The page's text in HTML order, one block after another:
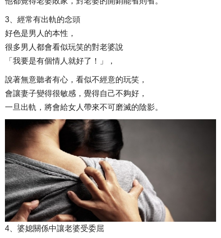
3、經常有出軌的念頭
好色是男人的本性，
很多男人都會看似玩笑的對老婆說
「我要是有個情人就好了！」，
說著無意聽者有心，看似不經意的玩笑，
會讓妻子變得很敏感，覺得自己不夠好，
一旦出軌，將會給女人帶來不可磨滅的陰影。
4、婆媳關係中讓老婆受委屈